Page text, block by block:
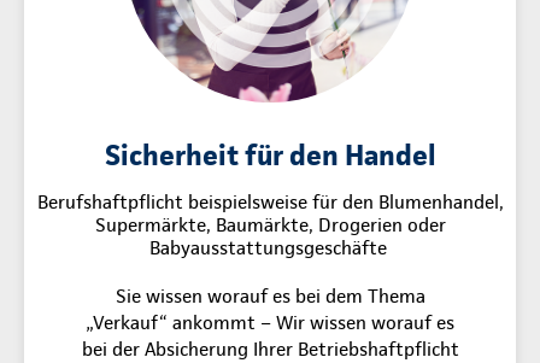
Sicherheit für den Handel
Berufshaftpflicht beispielsweise für den Blumenhandel,
Supermärkte, Baumärkte, Drogerien oder
Babyausstattungsgeschäfte
Sie wissen worauf es bei dem Thema
„Verkauf“ ankommt – Wir wissen worauf es
bei der Absicherung Ihrer Betriebshaftpflicht